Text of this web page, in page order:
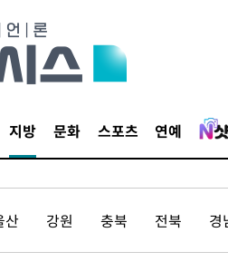
지방 문화 스포츠 연예
산 강원 충북 전북 경